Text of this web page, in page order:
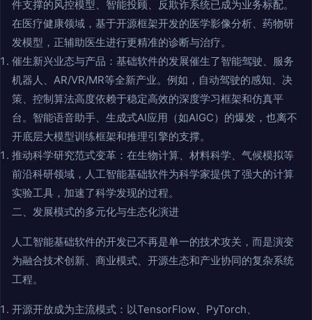
件支撑的风控模型、智能投顾、反欺诈系统已成为业务标配。
在医疗健康领域，基于开源框架开发的医学影像分析、药物研
发模型，正辅助医生进行更精准的诊断与治疗。
催生新兴业态与产品：基础软件的发展催生了智能驾驶、服务
机器人、AR/VR/MR等全新产业。例如，自动驾驶的感知、决
策、控制算法高度依赖于稳定高效的深度学习框架和仿真平
台。智能语音助手、生成式AI应用（如AIGC）的爆发，也离不
开底层大模型训练框架和推理引擎的支撑。
推动科学研究范式变革：在生物计算、材料科学、气候模拟等
前沿科研领域，人工智能基础软件为科学家提供了强大的计算
实验工具，加速了科学发现的过程。
二、发展模式的多元化与生态化演进
人工智能基础软件的开发已不再是单一的技术攻关，而是演变
为融合技术创新、商业模式、开源生态和产业协同的复杂系统
工程。
开源开放成为主流模式：以TensorFlow、PyTorch、